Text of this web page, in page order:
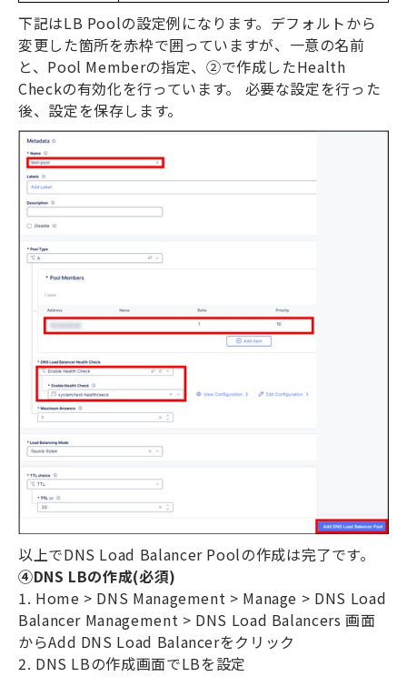
下記はLB Poolの設定例になります。デフォルトから
変更した箇所を赤枠で囲っていますが、一意の名前
と、 Pool Memberの指定、②で作成したHealth
Checkの有効化を行っています。 必要な設定を行った
後、設定を保存します。
以上でDNS Load Balancer Poolの作成は完了です。
④DNS LBの作成(必須)
1. Home > DNS Management > Manage > DNS Load
Balancer Management > DNS Load Balancers画面
からAdd DNS Load Balancerをクリック
2. DNS LBの作成画面でLBを設定